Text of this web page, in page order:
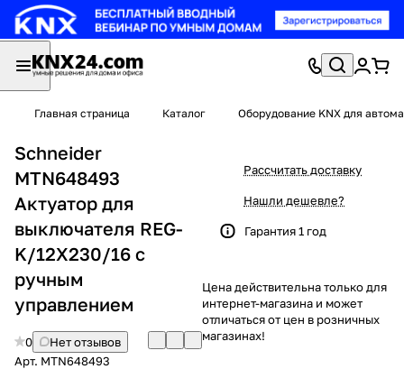
Главная страница Каталог Оборудование KNX для
Schneider
MTN648493
Актуатор для
выключателя REG-
K/12X230/16 с
ручным
управлением
0
Нет отзывов
Арт. MTN648493
Рассчитать доставку
Нашли дешевле?
Гарантия 1 год
Цена действительна только для
интернет-магазина и может
отличаться от цен в розничных
магазинах!